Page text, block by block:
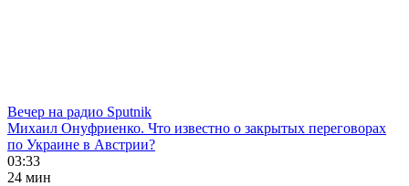
Вечер на радио Sputnik
Михаил Онуфриенко. Что известно о закрытых переговорах
по Украине в Австрии?
03:33
24 мин